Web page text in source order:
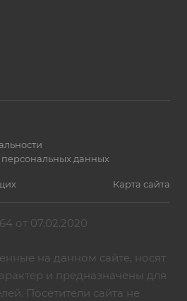
персональных данных
Карта сайта
от 07.02.2020
на данном сайте, носят
и предназначены для
Посетители сайта не